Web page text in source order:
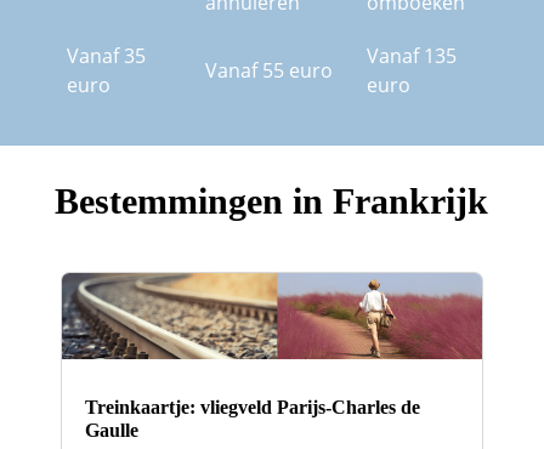
Vanaf 35
euro
Vanaf 55 euro
Vanaf 135
euro
Bestemmingen in Frankrijk
Treinkaartje: vliegveld Parijs-Charles de
Gaulle